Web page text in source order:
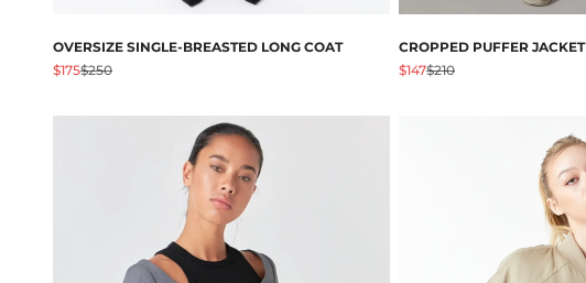
OVERSIZE SINGLE-BREASTED LONG COAT
Angebot
$175Regulärer Preis
$250
CROPPED PUFFER JACKET
Angebot
$147Regulärer Preis
$210